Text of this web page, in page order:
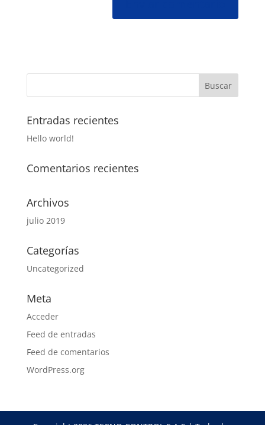
Entradas recientes
Hello world!
Comentarios recientes
Archivos
julio 2019
Categorías
Uncategorized
Meta
Acceder
Feed de entradas
Feed de comentarios
WordPress.org